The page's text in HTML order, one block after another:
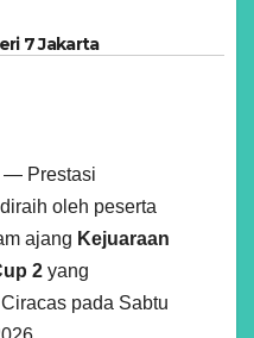
7 Jakarta
— Prestasi
oleh peserta
ajang Kejuaraan
2 yang
pada Sabtu